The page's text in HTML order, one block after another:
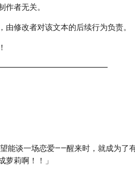
者无关。
修改者对该文本的后续行为负责。
能谈一场恋爱——醒来时，就成为了
萝莉啊！！」